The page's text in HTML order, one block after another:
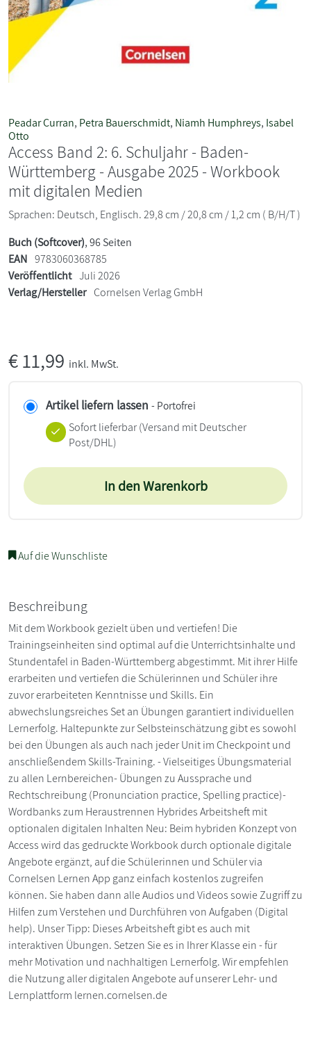
Peadar Curran, Petra Bauerschmidt, Niamh Humphreys, Isabel
Otto
Access Band 2: 6. Schuljahr - Baden-
Württemberg - Ausgabe 2025 - Workbook
mit digitalen Medien
Sprachen: Deutsch, Englisch. 29,8 cm / 20,8 cm / 1,2 cm ( B/H/T )
Buch (Softcover), 96 Seiten
EAN 9783060368785
Veröffentlicht Juli 2026
Verlag/Hersteller Cornelsen Verlag GmbH
€11,99 inkl. MwSt.
Artikel liefern lassen - Portofrei
Sofort lieferbar(Versand mit Deutscher
Post/DHL)
In den Warenkorb
Auf die Wunschliste
Beschreibung
Mit dem Workbook gezielt üben und vertiefen! Die
Trainingseinheiten sind optimal auf die Unterrichtsinhalte und
Stundentafel in Baden-Württemberg abgestimmt. Mit ihrer Hilfe
erarbeiten und vertiefen die Schülerinnen und Schüler ihre
zuvor erarbeiteten Kenntnisse und Skills. Ein
abwechslungsreiches Set an Übungen garantiert individuellen
Lernerfolg. Haltepunkte zur Selbsteinschätzung gibt es sowohl
bei den Übungen als auch nach jeder Unit im Checkpoint und
anschließendem Skills-Training. - Vielseitiges Übungsmaterial
zu allen Lernbereichen- Übungen zu Aussprache und
Rechtschreibung (Pronunciation practice, Spelling practice)-
Wordbanks zum Heraustrennen Hybrides Arbeitsheft mit
optionalen digitalen Inhalten Neu: Beim hybriden Konzept von
Access wird das gedruckte Workbook durch optionale digitale
Angebote ergänzt, auf die Schülerinnen und Schüler via
Cornelsen Lernen App ganz einfach kostenlos zugreifen
können. Sie haben dann alle Audios und Videos sowie Zugriff zu
Hilfen zum Verstehen und Durchführen von Aufgaben (Digital
help). Unser Tipp: Dieses Arbeitsheft gibt es auch mit
interaktiven Übungen. Setzen Sie es in Ihrer Klasse ein - für
mehr Motivation und nachhaltigen Lernerfolg. Wir empfehlen
die Nutzung aller digitalen Angebote auf unserer Lehr- und
Lernplattform lernen.cornelsen.de